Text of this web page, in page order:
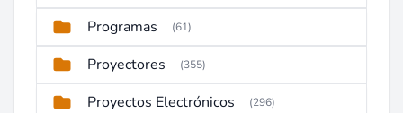
Programas (61)
Proyectores (355)
Proyectos Electrónicos (296)